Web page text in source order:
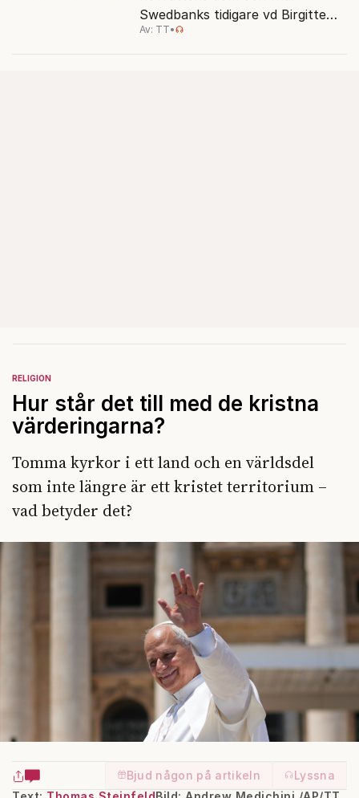
Swedbanks tidigare vd Birgitte
Bonnesen från alla
Av: TT•
RELIGION
Hur står det till med de kristna
värderingarna?
Tomma kyrkor i ett land och en världsdel
som inte längre är ett kristet territorium –
vad betyder det?
Bjud någon på artikeln
Lyssna